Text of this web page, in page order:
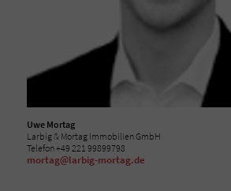
Uwe Mortag
Larbig & Mortag Immobilien GmbH
Telefon +49 221 99899798
mortag@larbig-mortag.de